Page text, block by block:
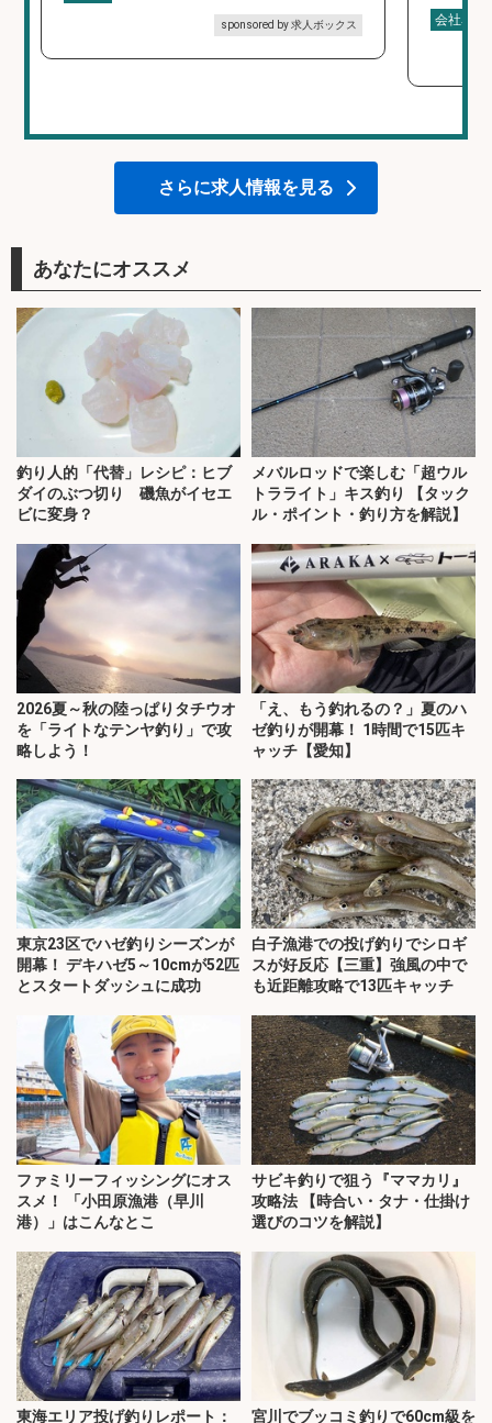
sponsored by 求人ボックス 会社名
さらに求人情報を見る
あなたにオススメ
釣り人的「代替」レシピ：ヒブ
ダイのぶつ切り 磯魚がイセエ
ビに変身？
メバルロッドで楽しむ「超ウル
トラライト」キス釣り 【タック
ル・ポイント・釣り方を解説】
2026夏～秋の陸っぱりタチウオ
を「ライトなテンヤ釣り」で攻
略しよう！
「え、もう釣れるの？」夏のハ
ゼ釣りが開幕！ 1時間で15匹キ
ャッチ【愛知】
東京23区でハゼ釣りシーズンが
開幕！ デキハゼ5～10cmが52匹
とスタートダッシュに成功
白子漁港での投げ釣りでシロギ
スが好反応【三重】強風の中で
も近距離攻略で13匹キャッチ
ファミリーフィッシングにオス
スメ！ 「小田原漁港（早川
港）」はこんなとこ
サビキ釣りで狙う『ママカリ』
攻略法 【時合い・タナ・仕掛け
選びのコツを解説】
東海エリア投げ釣りレポート：
宮川でブッコミ釣りで60cm級を